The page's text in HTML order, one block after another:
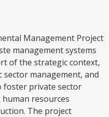
Management Project
management systems
of the strategic context,
sector management, and
private sector
resources
The project